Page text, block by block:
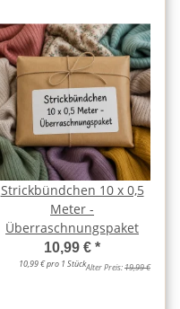
Strickbündchen 10 x 0,5
Meter -
Überraschnungspaket
10,99 € *
10,99 € pro 1 StückAlter Preis:19,99 €